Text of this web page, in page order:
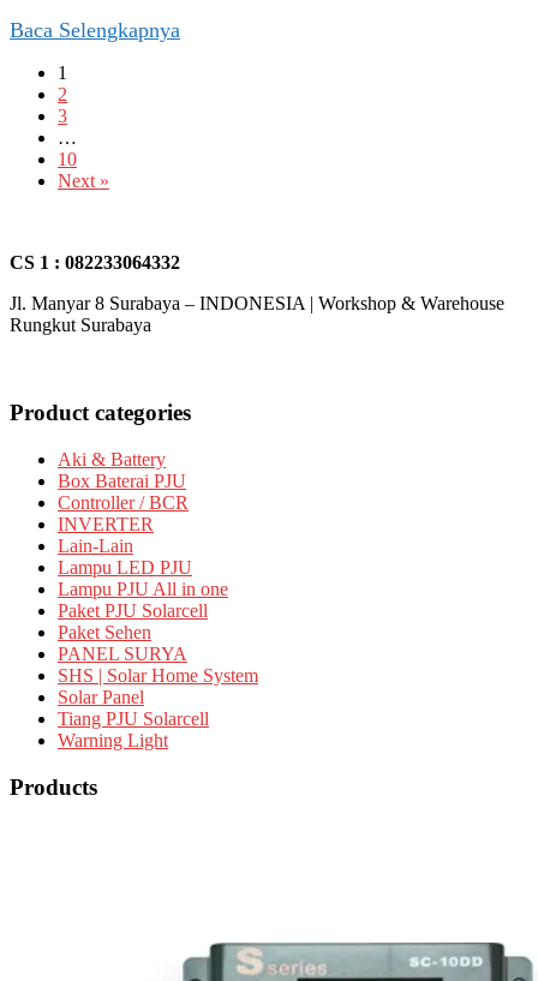
Baca Selengkapnya
1
2
3
…
10
Next »
CS 1 : 082233064332
Jl. Manyar 8 Surabaya – INDONESIA | Workshop & Warehouse
Rungkut Surabaya
Product categories
Aki & Battery
Box Baterai PJU
Controller / BCR
INVERTER
Lain-Lain
Lampu LED PJU
Lampu PJU All in one
Paket PJU Solarcell
Paket Sehen
PANEL SURYA
SHS | Solar Home System
Solar Panel
Tiang PJU Solarcell
Warning Light
Products